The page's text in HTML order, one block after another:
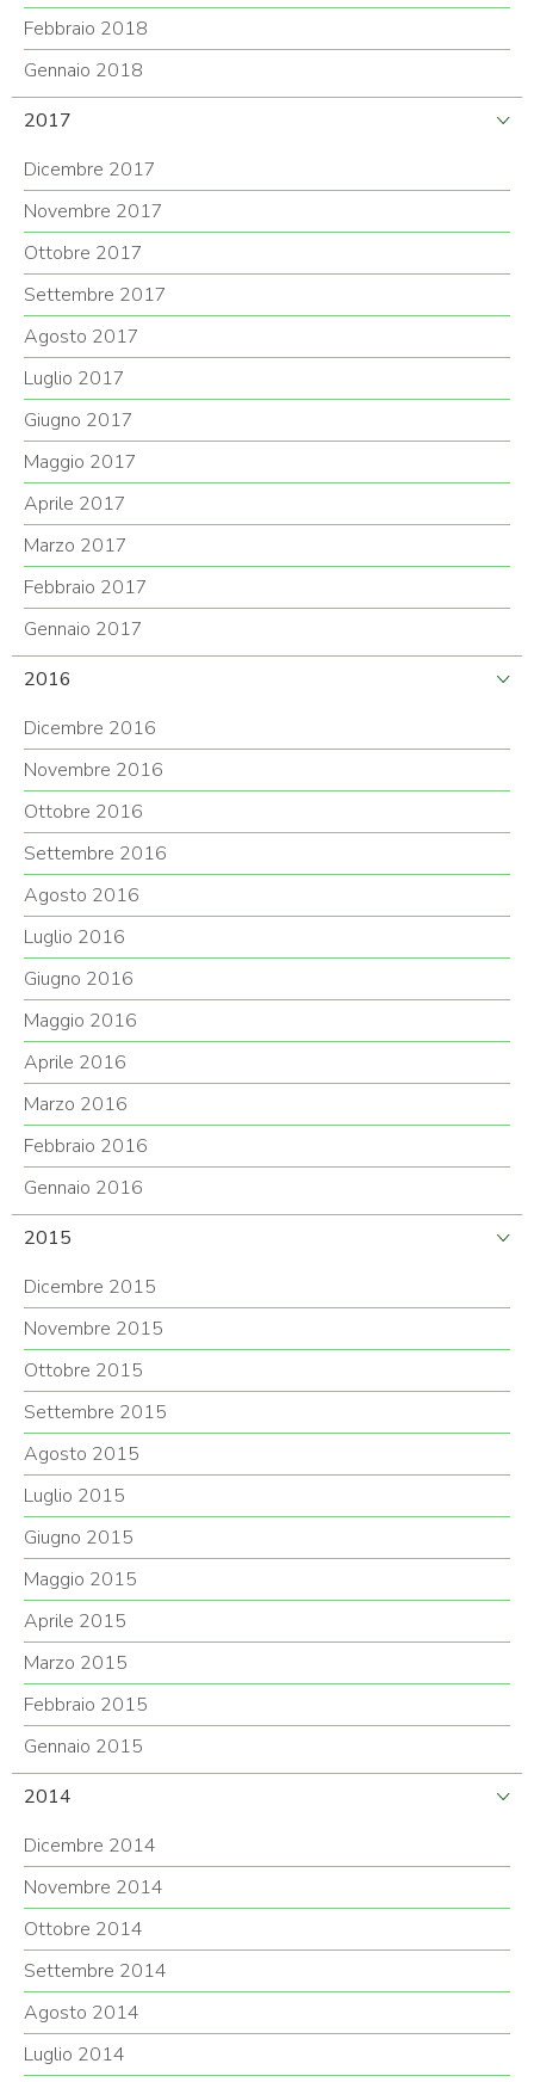
Febbraio 2018
Gennaio 2018
2017
Dicembre 2017
Novembre 2017
Ottobre 2017
Settembre 2017
Agosto 2017
Luglio 2017
Giugno 2017
Maggio 2017
Aprile 2017
Marzo 2017
Febbraio 2017
Gennaio 2017
2016
Dicembre 2016
Novembre 2016
Ottobre 2016
Settembre 2016
Agosto 2016
Luglio 2016
Giugno 2016
Maggio 2016
Aprile 2016
Marzo 2016
Febbraio 2016
Gennaio 2016
2015
Dicembre 2015
Novembre 2015
Ottobre 2015
Settembre 2015
Agosto 2015
Luglio 2015
Giugno 2015
Maggio 2015
Aprile 2015
Marzo 2015
Febbraio 2015
Gennaio 2015
2014
Dicembre 2014
Novembre 2014
Ottobre 2014
Settembre 2014
Agosto 2014
Luglio 2014